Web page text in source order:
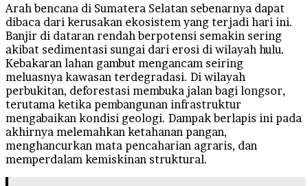
Arah bencana di Sumatera Selatan sebenarnya dapat
dibaca dari kerusakan ekosistem yang terjadi hari ini.
Banjir di dataran rendah berpotensi semakin sering
akibat sedimentasi sungai dari erosi di wilayah hulu.
Kebakaran lahan gambut mengancam seiring
meluasnya kawasan terdegradasi. Di wilayah
perbukitan, deforestasi membuka jalan bagi longsor,
terutama ketika pembangunan infrastruktur
mengabaikan kondisi geologi. Dampak berlapis ini pada
akhirnya melemahkan ketahanan pangan,
menghancurkan mata pencaharian agraris, dan
memperdalam kemiskinan struktural.